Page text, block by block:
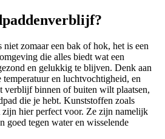
zomaar een bak of hok, het is een
die alles biedt wat een
en gelukkig te blijven. Denk aan
en luchtvochtigheid, en
verblijf binnen of buiten wilt plaatsen,
die je hebt. Kunststoffen zoals
hier perfect voor. Ze zijn namelijk
goed tegen water en wisselende